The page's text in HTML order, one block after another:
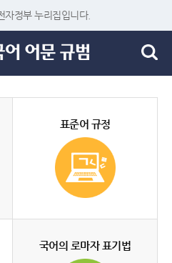
자정부 누리집입니다.
표준어 규정
국어의 로마자 표기법